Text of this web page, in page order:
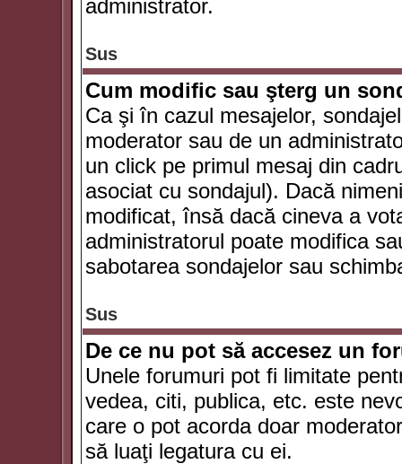
administrator.
Sus
Cum modific sau şterg un
Ca şi în cazul mesajelor,
moderator sau de un
un click pe primul mesaj din
asociat cu sondajul). Dacă
modificat, însă dacă cineva a
administratorul poate modifica
sabotarea sondajelor sau
Sus
De ce nu pot să accesez un
Unele forumuri pot fi limitate
vedea, citi, publica, etc. este
care o pot acorda doar
să luaţi legatura cu ei.